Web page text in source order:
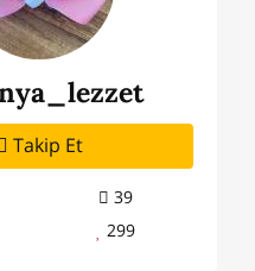
Takip Et
39
299